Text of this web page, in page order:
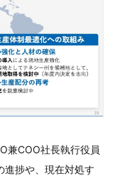
兼COO社長執行役員
捗や、現在対処す